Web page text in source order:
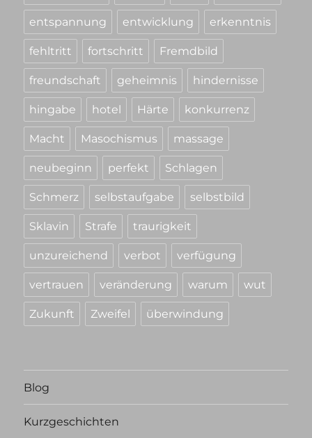
entspannung entwicklung erkenntnis
fehltritt fortschritt Fremdbild
freundschaft geheimnis hindernisse
hingabe hotel Härte konkurrenz
Macht Masochismus massage
neubeginn perfekt Schlagen
Schmerz selbstaufgabe selbstbild
Sklavin Strafe traurigkeit
unzureichend verbot verfügung
vertrauen veränderung warum wut
Zukunft Zweifel überwindung
Blog
Kurzgeschichten